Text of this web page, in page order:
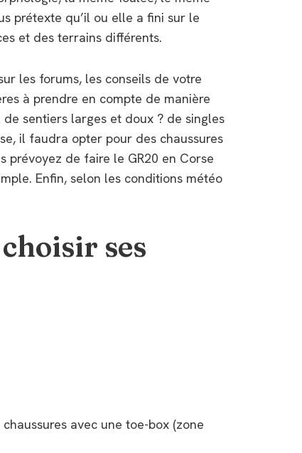
prétexte qu’il ou elle a fini sur le
et des terrains différents.
les forums, les conseils de votre
à prendre en compte de manière
sentiers larges et doux ? de singles
il faudra opter pour des chaussures
prévoyez de faire le GR20 en Corse
Enfin, selon les conditions météo
ses
avec une toe-box (zone